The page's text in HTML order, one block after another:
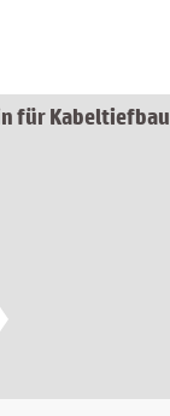
für Kabeltiefbau